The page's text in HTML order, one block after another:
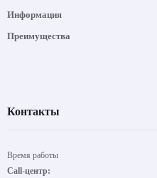
Информация
Преимущества
Контакты
Время работы
Call-центр: